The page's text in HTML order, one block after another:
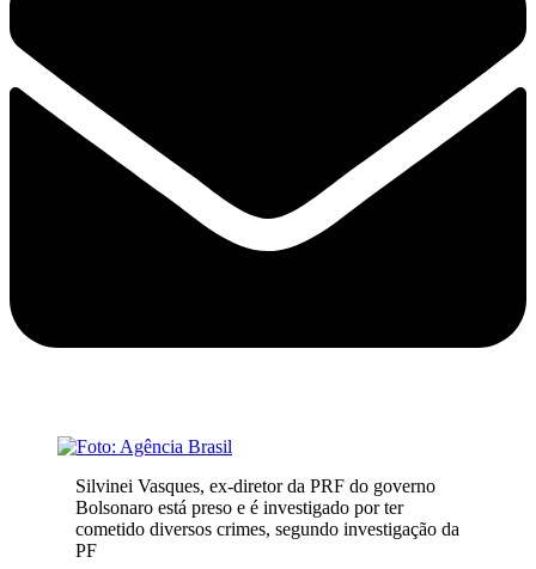
Silvinei Vasques, ex-diretor da PRF do governo
Bolsonaro está preso e é investigado por ter
cometido diversos crimes, segundo investigação da
PF